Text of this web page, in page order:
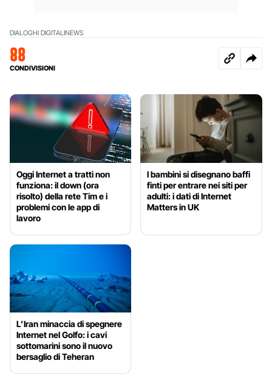
DIALOGHI DIGITALINEWS
88
CONDIVISIONI
Oggi Internet a tratti non
funziona: il down (ora
risolto) della rete Tim e i
problemi con le app di
lavoro
I bambini si disegnano baffi
finti per entrare nei siti per
adulti: i dati di Internet
Matters in UK
L’Iran minaccia di spegnere
Internet nel Golfo: i cavi
sottomarini sono il nuovo
bersaglio di Teheran